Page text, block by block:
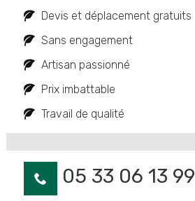
Devis et déplacement gratuits
Sans engagement
Artisan passionné
Prix imbattable
Travail de qualité
05 33 06 13 99